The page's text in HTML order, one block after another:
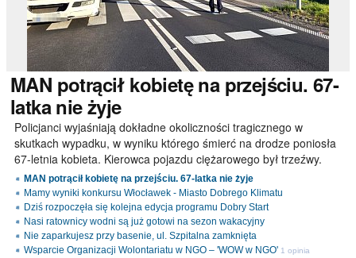
MAN potrącił kobietę na przejściu. 67-
latka nie żyje
Policjanci wyjaśniają dokładne okoliczności tragicznego w
skutkach wypadku, w wyniku którego śmierć na drodze poniosła
67-letnia kobieta. Kierowca pojazdu ciężarowego był trzeźwy.
MAN potrącił kobietę na przejściu. 67-latka nie żyje
Mamy wyniki konkursu Włocławek - Miasto Dobrego Klimatu
Dziś rozpoczęła się kolejna edycja programu Dobry Start
Nasi ratownicy wodni są już gotowi na sezon wakacyjny
Nie zaparkujesz przy basenie, ul. Szpitalna zamknięta
Wsparcie Organizacji Wolontariatu w NGO – 'WOW w NGO' 1 opinia